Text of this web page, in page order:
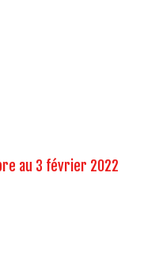
au 3 février 2022